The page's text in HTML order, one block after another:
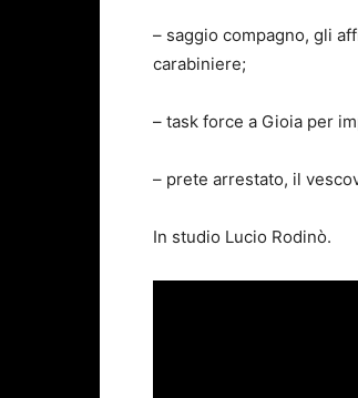
– saggio compagno, gli
carabiniere;
– task force a Gioia per
– prete arrestato, il
In studio Lucio Rodinò.